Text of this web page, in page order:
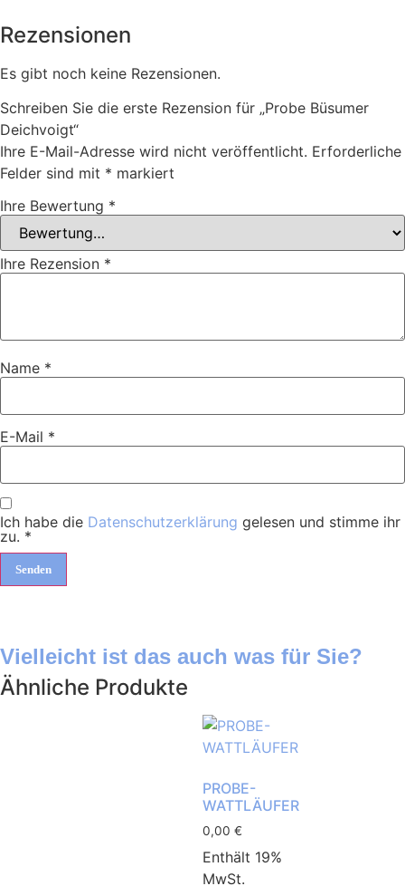
Rezensionen
Es gibt noch keine Rezensionen.
Schreiben Sie die erste Rezension für „Probe Büsumer
Deichvoigt“
Ihre E-Mail-Adresse wird nicht veröffentlicht. Erforderliche
Felder sind mit * markiert
Ihre Bewertung *
Ihre Rezension *
Name *
E-Mail *
Ich habe die Datenschutzerklärung gelesen und stimme ihr
zu. *
Vielleicht ist das auch was für Sie?
Ähnliche Produkte
PROBE-
WATTLÄUFER
0,00 €
Enthält 19%
MwSt.